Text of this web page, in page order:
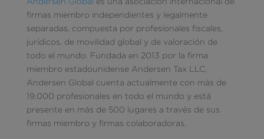
firmas miembro independientes y legalmente
separadas, compuesta por profesionales fiscales,
jurídicos, de movilidad global y de valoración de
todo el mundo. Fundada en 2013 por la firma
miembro estadounidense Andersen Tax LLC,
Andersen Global cuenta actualmente con más de
19.000 profesionales en todo el mundo y está
presente en más de 500 lugares a través de sus
firmas miembro y firmas colaboradoras.